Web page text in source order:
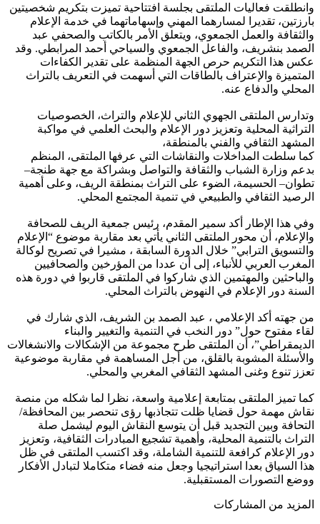
وانطلقت فعاليات الملتقى بجلسة افتتاحية تميزت بتكريم شخصيتين
بارزتين، تقديرا لمسارهما المهني وإسهاماتهما في خدمة الإعلام
والثقافة والعمل الجمعوي، ويتعلق الأمر بالكاتب والصحفي عبد
الصمد بنشريف، والفاعل الجمعوي والسياحي أحمد المرابطي. وقد
عكس هذا التكريم حرص الجهة المنظمة على تقدير الكفاءات
المتميزة والإعتراف بالطاقات التي أسهمت في التعريف بالتراث
المحلي والدفاع عنه.
وتدارس الملتقى الجهوي الثاني للإعلام والتراث، الخصوصيات
التراثية المحلية وتعزيز دور الإعلام والبحث العلمي في مواكبة
المشهد الثقافي والفني بالمنطقة،
كما سلطت المداخلات والنقاشات التي عرفها الملتقى، المنظم
بدعم وزارة الشباب والثقافة والتواصل وبشراكة مع جهة طنجة–
تطوان– الحسيمة، الضوء على التراث بمنطقة الريف، وعلى أهمية
الرصيد الثقافي والطبيعي في تنمية المجتمع المحلي.
وفي هذا الإطار أكد سمير المقدم، رئيس جمعية الريف للصحافة
والإعلام، أن محور الملتقى الثاني يأتي بعد مقاربة موضوع “الإعلام
والتسويق الترابي” خلال الدورة السابقة ، مشيرا في تصريح لوكالة
المغرب العربي للأنباء، إلى أن عددا من المؤرخين والصحافيين
والباحثين والمهتمين الذي شاركوا في الملتقى قاربوا في دورة هذه
السنة دور الإعلام في النهوض بالتراث المحلي.
من جهته أكد الإعلامي ، عبد الصمد بن الشريف، الذي شارك في
لقاء مفتوح حول” دور النخب في التنمية والتغيير والبناء
الديمقراطي”، أن الملتقى طرح مجموعة من الإشكالات والانشغالات
والأسئلة المشوبة بالقلق، من أجل المساهمة في مقاربة موضوعية
تعزز تنوع وغنى المشهد الثقافي المغربي والمحلي.
كما تميز الملتقى بمتابعة إعلامية واسعة، نظرا لما شكله من منصة
نقاش مهمة حول قضايا ظلت تتجاذبها رؤى تنحصر بين المحافظة/
التحافة وبين التجديد قبل أن يتوسع النقاش اليوم ليشمل صلة
التراث بالتنمية المحلية، وأهمية تشجيع المبادرات الثقافية، وتعزيز
دور الإعلام كرافعة للتنمية الشاملة، وقد اكتسب الملتقى في ظل
هذا السياق بعدا استراتيجيا وجعل منه فضاء متكاملا لتبادل الأفكار
ووضع التصورات المستقبلية.
المزيد من المشاركات